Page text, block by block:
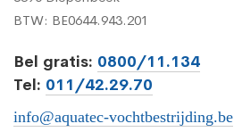
BTW: BE0644.943.201
Bel gratis: 0800/11.134
Tel: 011/42.29.70
info@aquatec-vochtbestrijding.be